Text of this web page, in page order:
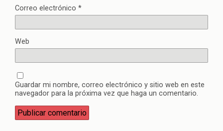
Correo electrónico *
Web
Guardar mi nombre, correo electrónico y sitio web en este
navegador para la próxima vez que haga un comentario.